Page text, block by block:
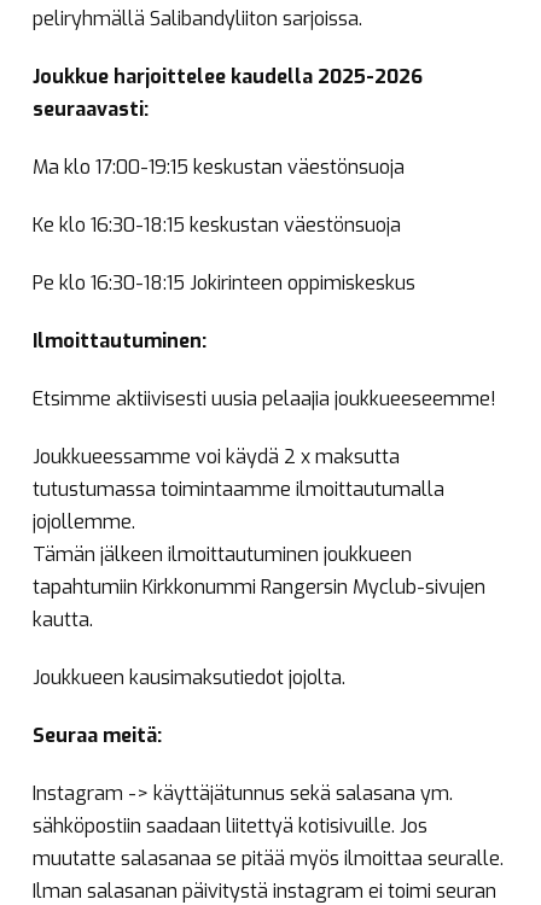
peliryhmällä Salibandyliiton sarjoissa.
Joukkue harjoittelee kaudella 2025-2026
seuraavasti:
Ma klo 17:00-19:15 keskustan väestönsuoja
Ke klo 16:30-18:15 keskustan väestönsuoja
Pe klo 16:30-18:15 Jokirinteen oppimiskeskus
Ilmoittautuminen:
Etsimme aktiivisesti uusia pelaajia joukkueeseemme!
Joukkueessamme voi käydä 2 x maksutta
tutustumassa toimintaamme ilmoittautumalla
jojollemme.
Tämän jälkeen ilmoittautuminen joukkueen
tapahtumiin Kirkkonummi Rangersin Myclub-sivujen
kautta.
Joukkueen kausimaksutiedot jojolta.
Seuraa meitä:
Instagram -> käyttäjätunnus sekä salasana ym.
sähköpostiin saadaan liitettyä kotisivuille. Jos
muutatte salasanaa se pitää myös ilmoittaa seuralle.
Ilman salasanan päivitystä instagram ei toimi seuran